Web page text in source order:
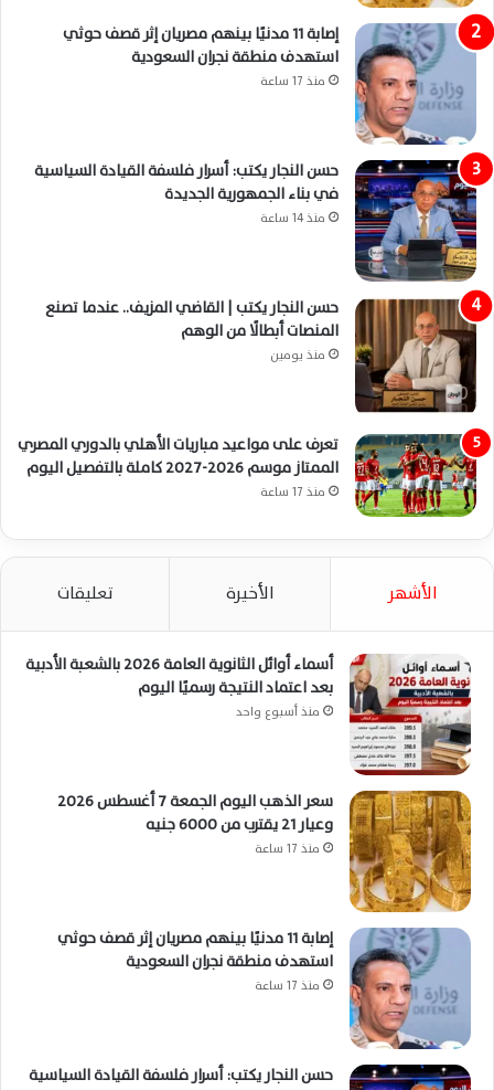
إصابة 11 مدنيًا بينهم مصريان إثر قصف حوثي
استهدف منطقة نجران السعودية
منذ 17 ساعة
حسن النجار يكتب: أسرار فلسفة القيادة السياسية
في بناء الجمهورية الجديدة
منذ 14 ساعة
حسن النجار يكتب | القاضي المزيف.. عندما تصنع
المنصات أبطالًا من الوهم
منذ يومين
تعرف على مواعيد مباريات الأهلي بالدوري المصري
الممتاز موسم 2026-2027 كاملة بالتفصيل اليوم
منذ 17 ساعة
الأشهر الأخيرة تعليقات
أسماء أوائل الثانوية العامة 2026 بالشعبة الأدبية
بعد اعتماد النتيجة رسميًا اليوم
منذ أسبوع واحد
سعر الذهب اليوم الجمعة 7 أغسطس 2026
وعيار 21 يقترب من 6000 جنيه
منذ 17 ساعة
إصابة 11 مدنيًا بينهم مصريان إثر قصف حوثي
استهدف منطقة نجران السعودية
منذ 17 ساعة
حسن النجار يكتب: أسرار فلسفة القيادة السياسية